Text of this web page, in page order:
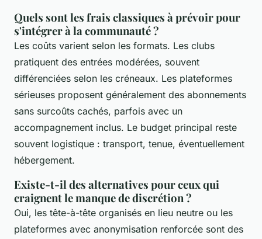
Quels sont les frais classiques à prévoir pour
s'intégrer à la communauté ?
Les coûts varient selon les formats. Les clubs
pratiquent des entrées modérées, souvent
différenciées selon les créneaux. Les plateformes
sérieuses proposent généralement des abonnements
sans surcoûts cachés, parfois avec un
accompagnement inclus. Le budget principal reste
souvent logistique : transport, tenue, éventuellement
hébergement.
Existe-t-il des alternatives pour ceux qui
craignent le manque de discrétion ?
Oui, les tête-à-tête organisés en lieu neutre ou les
plateformes avec anonymisation renforcée sont des